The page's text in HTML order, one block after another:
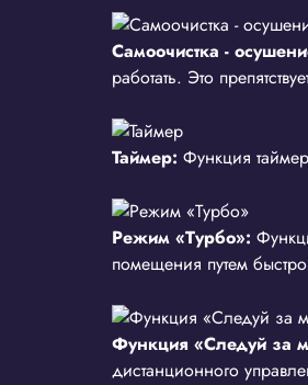
Самоочистка -
работать. Это
Таймер: Функция
Режим «Турбо»:
помещения путем
Функция «Следуй за
дистанционного